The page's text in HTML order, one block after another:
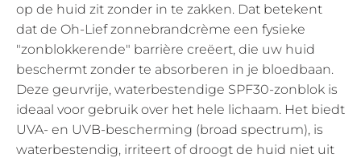
op de huid zit zonder in te zakken. Dat betekent
dat de Oh-Lief zonnebrandcrème een fysieke
"zonblokkerende" barrière creëert, die uw huid
beschermt zonder te absorberen in je bloedbaan.
Deze geurvrije, waterbestendige SPF30-zonblok is
ideaal voor gebruik over het hele lichaam. Het biedt
UVA- en UVB-bescherming (broad spectrum), is
waterbestendig, irriteert of droogt de huid niet uit